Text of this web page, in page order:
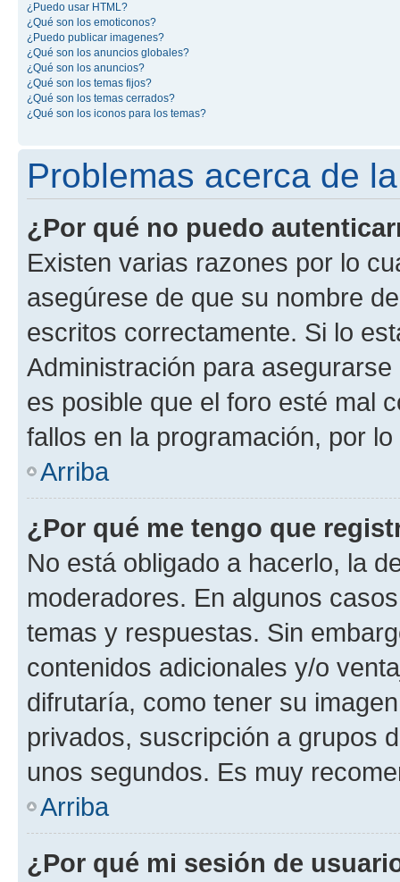
¿Puedo usar HTML?
¿Qué son los emoticonos?
¿Puedo publicar imagenes?
¿Qué son los anuncios globales?
¿Qué son los anuncios?
¿Qué son los temas fijos?
¿Qué son los temas cerrados?
¿Qué son los iconos para los temas?
Problemas acerca de
¿Por qué no puedo
Existen varias razones por lo
asegúrese de que su nombre
escritos correctamente. Si lo
Administración para
es posible que el foro esté mal
fallos en la programación, por
Arriba
¿Por qué me tengo que
No está obligado a hacerlo, la
moderadores. En algunos
temas y respuestas. Sin
contenidos adicionales y/o
difrutaría, como tener su
privados, suscripción a grupos
unos segundos. Es muy
Arriba
¿Por qué mi sesión de